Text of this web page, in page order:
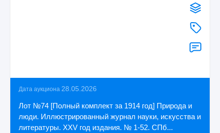
Дата аукциона 28.05.2026
Лот №74 [Полный комплект за 1914 год] Природа и
люди. Иллюстрированный журнал науки, искусства и
литературы. XXV год издания. № 1-52. СПб...